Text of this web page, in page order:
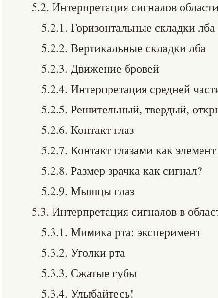
5.2. Интерпретация сигналов
5.2.1. Горизонтальные складки лба
5.2.2. Вертикальные складки лба
5.2.3. Движение бровей
5.2.4. Интерпретация средней
5.2.5. Решительный, твердый,
5.2.6. Контакт глаз
5.2.7. Контакт глазами как
5.2.8. Размер зрачка как сигнал?
5.2.9. Мышцы глаз
5.3. Интерпретация сигналов в
5.3.1. Мимика рта: эксперимент
5.3.2. Уголки рта
5.3.3. Сжатые губы
5.3.4. Улыбайтесь!